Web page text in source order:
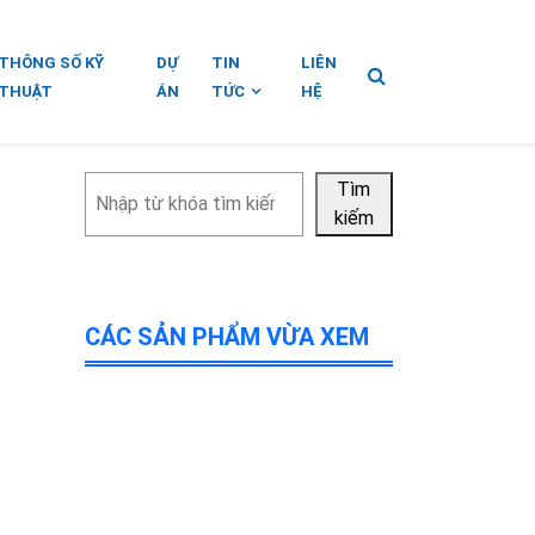
SỐ KỸ
DỰ
ÁN
TIN
TỨC
LIÊN
HỆ
kiếm
Tìm
kiếm
CÁC SẢN PHẨM VỪA XEM